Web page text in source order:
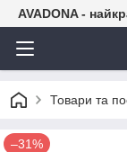
AVADONA -
Товари та
–31%